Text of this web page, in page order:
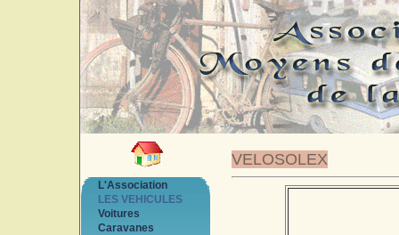
VELOSOLEX
L'Association
LES VEHICULES
Voitures
Caravanes